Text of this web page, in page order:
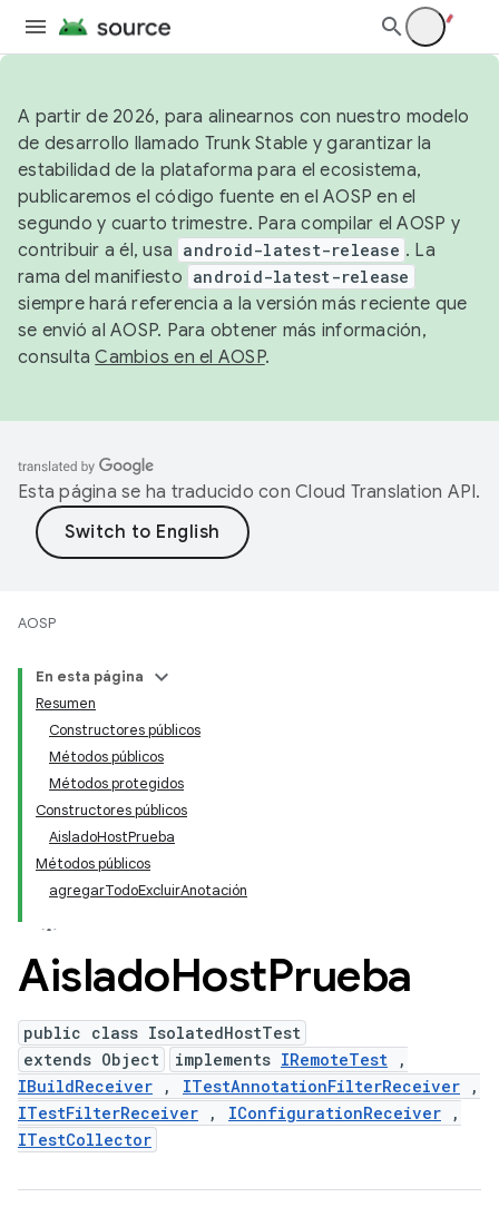
A partir de 2026, para alinearnos con nuestro modelo
de desarrollo llamado Trunk Stable y garantizar la
estabilidad de la plataforma para el ecosistema,
publicaremos el código fuente en el AOSP en el
segundo y cuarto trimestre. Para compilar el AOSP y
contribuir a él, usa android-latest-release . La
rama del manifiesto android-latest-release
siempre hará referencia a la versión más reciente que
se envió al AOSP. Para obtener más información,
consultaCambios en el AOSP.
Esta página se ha traducido con Cloud Translation API.
AOSP
En esta página
Resumen
Constructores públicos
Métodos públicos
Métodos protegidos
Constructores públicos
AisladoHostPrueba
Métodos públicos
agregarTodoExcluirAnotación
AisladoHostPrueba
public class IsolatedHostTest
extends Object
implements IRemoteTest ,
IBuildReceiver , ITestAnnotationFilterReceiver ,
ITestFilterReceiver , IConfigurationReceiver ,
ITestCollector